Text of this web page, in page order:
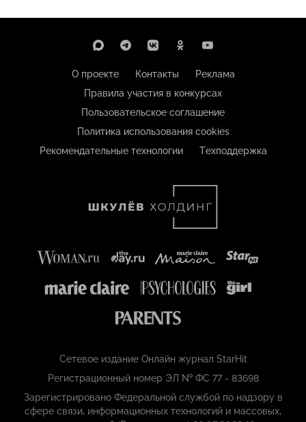
О проекте Контакты
Реклама
Правила участия в конкурсах
Пользовательское соглашение
Политика использования cookies
Рекомендательные технологии
Техподдержка
Сетевое издание Онлайн журнал StarHit
Регистрационный номер ЭЛ № ФС 77 - 83698
Зарегистрировано Федеральной службой по надзору в
сфере связи, информационных технологий и массовых,